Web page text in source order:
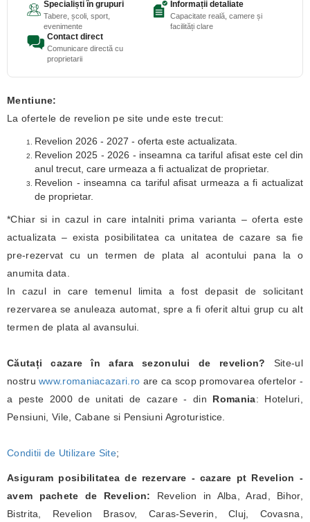
Specialiști în grupuri
Tabere, școli, sport,
evenimente
Informații detaliate
Capacitate reală, camere și
facilități clare
Contact direct
Comunicare directă cu
proprietarii
Mentiune:
La ofertele de revelion pe site unde este trecut:
Revelion 2026 - 2027 - oferta este actualizata.
Revelion 2025 - 2026 - inseamna ca tariful afisat este cel din
anul trecut, care urmeaza a fi actualizat de proprietar.
Revelion - inseamna ca tariful afisat urmeaza a fi actualizat
de proprietar.
*Chiar si in cazul in care intalniti prima varianta – oferta este
actualizata – exista posibilitatea ca unitatea de cazare sa fie
pre-rezervat cu un termen de plata al acontului pana la o
anumita data.
In cazul in care temenul limita a fost depasit de solicitant
rezervarea se anuleaza automat, spre a fi oferit altui grup cu alt
termen de plata al avansului.
Căutați cazare în afara sezonului de revelion? Site-ul
nostruwww.romaniacazari.ro are ca scop promovarea ofertelor -
a peste 2000 de unitati de cazare - din Romania: Hoteluri,
Pensiuni, Vile, Cabane si Pensiuni Agroturistice.
Conditii de Utilizare Site;
Asiguram posibilitatea de rezervare - cazare pt Revelion -
avem pachete de Revelion: Revelion in Alba, Arad, Bihor,
Bistrita, Revelion Brasov, Caras-Severin, Cluj, Covasna,